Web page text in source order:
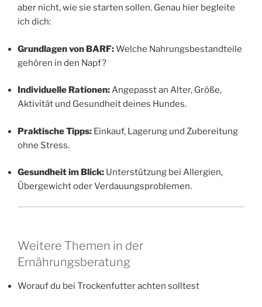
aber nicht, wie sie starten sollen. Genau hier begleite
ich dich:
Grundlagen von BARF:Welche Nahrungsbestandteile
gehören in den Napf?
Individuelle Rationen:Angepasst an Alter, Größe,
Aktivität und Gesundheit deines Hundes.
Praktische Tipps: Einkauf, Lagerung und Zubereitung
ohne Stress.
Gesundheit im Blick: Unterstützung bei Allergien,
Übergewicht oder Verdauungsproblemen.
Weitere Themen in der
Ernährungsberatung
Worauf du bei Trockenfutter achten solltest